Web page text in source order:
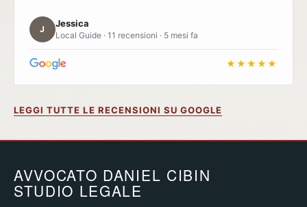
J
Jessica
Local Guide · 11 recensioni · 5 mesi fa
★★★★★
LEGGI TUTTE LE RECENSIONI SU GOOGLE
AVVOCATO DANIEL CIBIN
STUDIO LEGALE